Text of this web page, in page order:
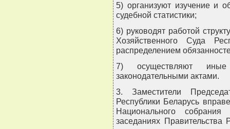
5) организуют изучение и
судебной статистики;
6) руководят работой
Хозяйственного Суда
распределением
7) осуществляют
законодательными актами.
3. Заместители
Республики Беларусь
Национального
заседаниях Правительства